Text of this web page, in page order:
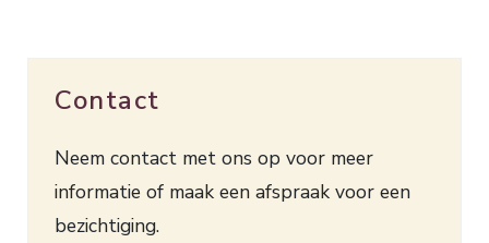
Contact
Neem contact met ons op voor meer
informatie of maak een afspraak voor een
bezichtiging.